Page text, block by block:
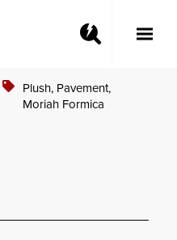
Toggle
Plush, Pavement,
Moriah Formica